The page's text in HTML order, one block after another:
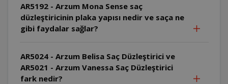
AR5192 - Arzum Mona Sense saç
düzleştiricinin plaka yapısı nedir ve saça ne
gibi faydalar sağlar?
AR5024 - Arzum Belisa Saç Düzleştirici ve
AR5021 - Arzum Vanessa Saç Düzleştirici
fark nedir?